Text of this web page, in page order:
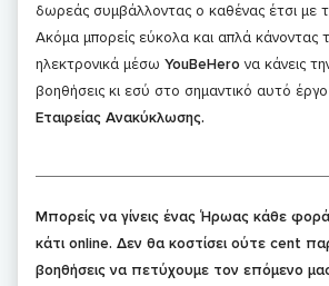
δωρεάς συμβάλλοντας ο καθένας έτσι με
Ακόμα μπορείς εύκολα και απλά κάνοντας
ηλεκτρονικά μέσω YouBeHero να κάνεις
βοηθήσεις κι εσύ στο σημαντικό αυτό
Εταιρείας Ανακύκλωσης.
Μπορείς να γίνεις ένας Ήρωας κάθε
κάτι online. Δεν θα κοστίσει ούτε cent
βοηθήσεις να πετύχουμε τον επόμενο